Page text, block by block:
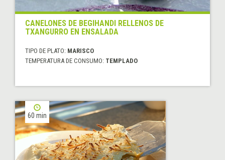
CANELONES DE BEGIHANDI RELLENOS DE
TXANGURRO EN ENSALADA
TIPO DE PLATO: MARISCO
TEMPERATURA DE CONSUMO: TEMPLADO
60 min